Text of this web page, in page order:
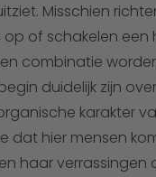
Misschien
of schakelen een
combinatie
duidelijk zijn
karakter
dat hier mensen
haar verrassingen